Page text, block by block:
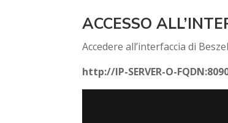
ACCESSO
Accedere all’interfaccia di
http://IP-SERVER-O-